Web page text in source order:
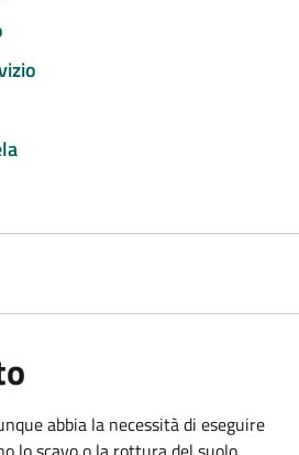
abbia la necessità di eseguire